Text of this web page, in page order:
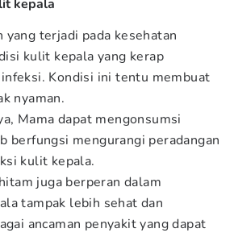
kepala
yang terjadi pada kesehatan
kulit kepala yang kerap
Kondisi ini tentu membuat
nyaman.
Mama dapat mengonsumsi
berfungsi mengurangi peradangan
kulit kepala.
juga berperan dalam
tampak lebih sehat dan
ancaman penyakit yang dapat